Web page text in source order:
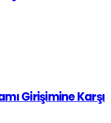
Girişimine Karşı